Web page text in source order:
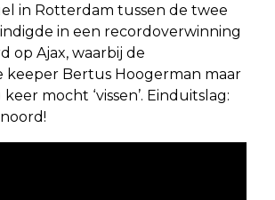
in Rotterdam tussen de twee
in een recordoverwinning
op Ajax, waarbij de
keeper Bertus Hoogerman maar
mocht ‘vissen’. Einduitslag: